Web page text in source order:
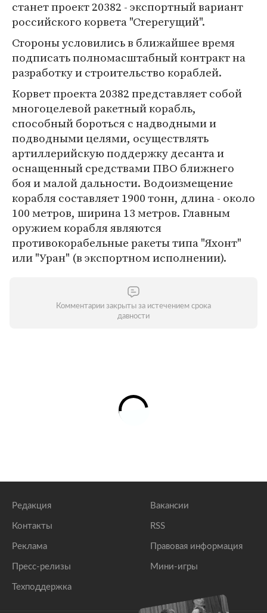
станет проект 20382 - экспортный вариант
российского корвета "Стерегущий".
Стороны условились в ближайшее время
подписать полномасштабный контракт на
разработку и строительство кораблей.
Корвет проекта 20382 представляет собой
многоцелевой ракетный корабль,
способный бороться с надводными и
подводными целями, осуществлять
артиллерийскую поддержку десанта и
оснащенный средствами ПВО ближнего
боя и малой дальности. Водоизмещение
корабля составляет 1900 тонн, длина - около
100 метров, ширина 13 метров. Главным
оружием корабля являются
противокорабельные ракеты типа "Яхонт"
или "Уран" (в экспортном исполнении).
Комментарии закрыты за истечением срока
давности
Редакция
Контакты
Реклама
Пресс-релизы
Техподдержка
Вакансии
RSS
Правовая информация
Мини-игры